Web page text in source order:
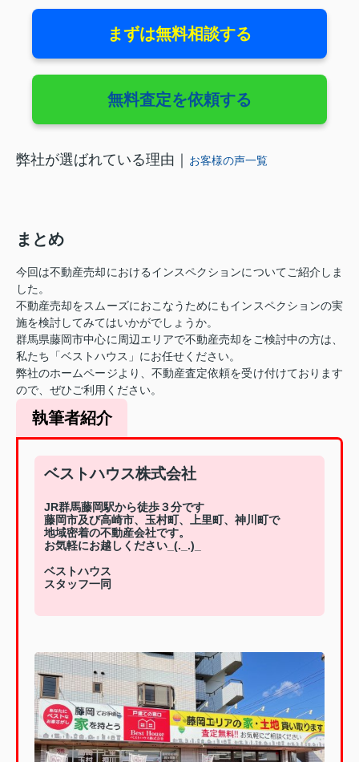
まずは無料相談する
無料査定を依頼する
弊社が選ばれている理由｜ お客様の声一覧
まとめ
今回は不動産売却におけるインスペクションについてご紹介しま
した。
不動産売却をスムーズにおこなうためにもインスペクションの実
施を検討してみてはいかがでしょうか。
群馬県藤岡市中心に周辺エリアで不動産売却をご検討中の方は、
私たち「ベストハウス」にお任せください。
弊社のホームページより、不動産査定依頼を受け付けております
ので、ぜひご利用ください。
執筆者紹介
ベストハウス株式会社
JR群馬藤岡駅から徒歩３分です
藤岡市及び高崎市、玉村町、上里町、神川町で
地域密着の不動産会社です。
お気軽にお越しください_(._.)_
ベストハウス
スタッフ一同